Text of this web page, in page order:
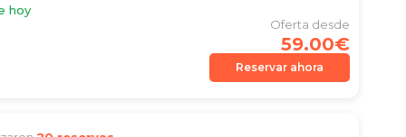
hoy
Oferta desde
59.00€
Reservar ahora